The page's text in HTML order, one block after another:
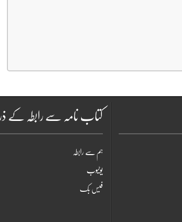
کتاب نامہ سے رابطہ کے
ہم سے رابطہ
یوٹیوب
فیس بک